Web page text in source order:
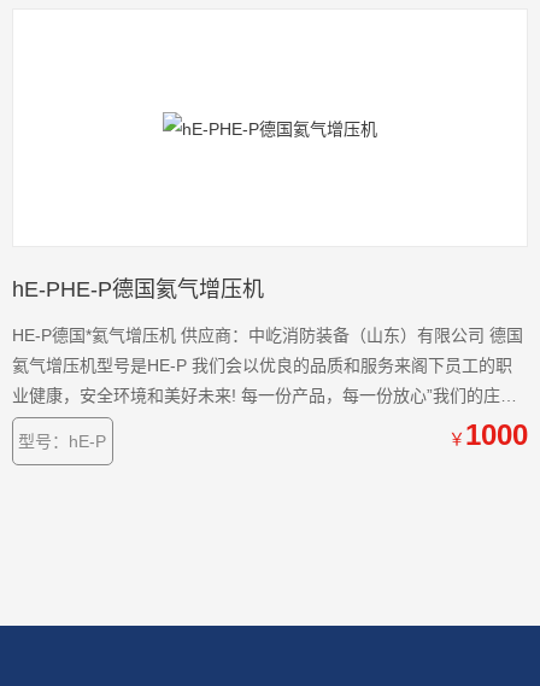
hE-PHE-P德国氦气增压机
HE-P德国*氦气增压机 供应商：中屹消防装备（山东）有限公司 德国
氦气增压机型号是HE-P 我们会以优良的品质和服务来阁下员工的职
业健康，安全环境和美好未来! 每一份产品，每一份放心”我们的庄
严！“服务于安全！服务于健康！”是我们的目标！我们将给您的员工
提供一的安全保护 。 中国的呼吸器压缩机-济宁科尔奇机电设备有限
型号：hE-P ￥ 1000